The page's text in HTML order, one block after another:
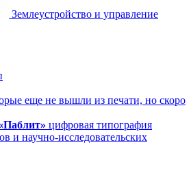
Землеустройство и управление
еще не вышли из печати, но скоро
цифровая типография
и научно-исследовательских